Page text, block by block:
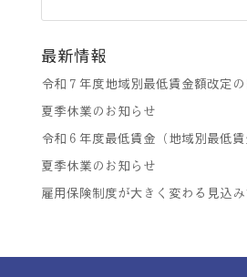
最新情報
令和７年度地域別最低賃金額改定
夏季休業のお知らせ
令和６年度最低賃金（地域別最低
夏季休業のお知らせ
雇用保険制度が大きく変わる見込み